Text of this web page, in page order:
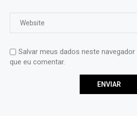
Salvar meus dados neste
que eu comentar.